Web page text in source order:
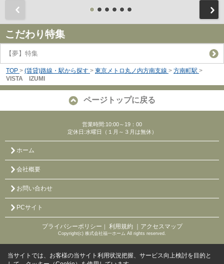
こだわり特集
【夢】特集
TOP > (賃貸)路線・駅から探す > 東京メトロ丸ノ内方南支線 > 方南町駅 >
VISTA IZUMI
ページトップに戻る
営業時間:10:00～19：00
定休日:水曜日（１月～３月は無休）
ホーム
会社概要
お問い合わせ
PCサイト
プライバシーポリシー ｜ 利用規約 ｜アクセスマップ
Copyright(c) 株式会社福一ホーム All rights reserved.
当サイトでは、お客様の当サイト利用状況把握、サービス向上検討を目的と